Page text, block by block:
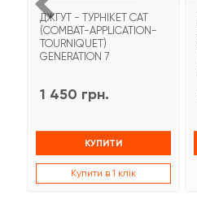
ДЖГУТ - ТУРНІКЕТ CAT
(COMBAT-APPLICATION-
TOURNIQUET)
GENERATION 7
1 450 грн.
КУПИТИ
Купити в 1 клік